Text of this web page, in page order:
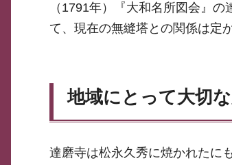
（1791年）『大和名所図会』
て、現在の無縫塔との関係は定
地域にとって大切
達磨寺は松永久秀に焼かれたに